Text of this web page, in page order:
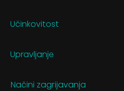
Učinkovitost
Upravljanje
Načini zagrijavanja